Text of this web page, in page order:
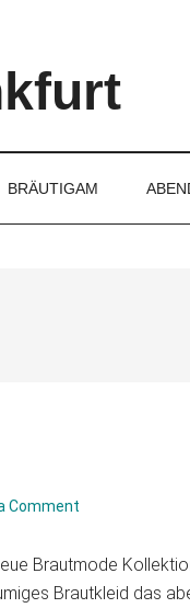
BRÄUTIGAM
Comment
Brautmode
Brautkleid das